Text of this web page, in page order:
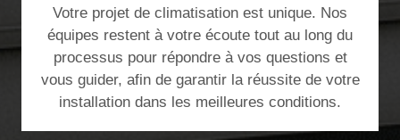
Votre projet de climatisation est unique. Nos
équipes restent à votre écoute tout au long du
processus pour répondre à vos questions et
vous guider, afin de garantir la réussite de votre
installation dans les meilleures conditions.